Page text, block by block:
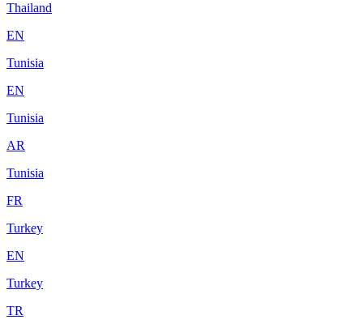
Thailand
EN
Tunisia
EN
Tunisia
AR
Tunisia
FR
Turkey
EN
Turkey
TR